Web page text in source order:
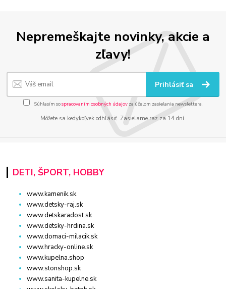
Nepremeškajte novinky, akcie a
zľavy!
Prihlásiť sa
Súhlasím sospracovaním osobných údajov za účelom zasielania newslettera.
Môžete sa kedykoľvek odhlásiť. Zasielame raz za 14 dní.
DETI, ŠPORT, HOBBY
www.kamenik.sk
www.detsky-raj.sk
www.detskaradost.sk
www.detsky-hrdina.sk
www.domaci-milacik.sk
www.hracky-online.sk
www.kupelna.shop
www.stonshop.sk
www.sanita-kupelne.sk